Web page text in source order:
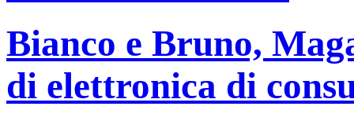
Bianco e Bruno,
di elettronica di